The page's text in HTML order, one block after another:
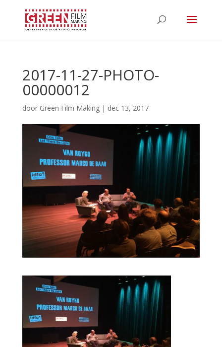
2017-11-27-PHOTO-
00000012
door Green Film Making| dec 13, 2017